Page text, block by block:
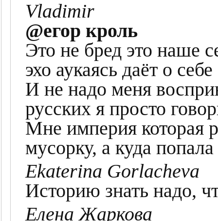
Vladimir
@егор кроль
Это не бред это наше
эхо аукаясь даёт о
И не надо меня
русских я просто
Мне империя которая
мусорку, а куда
Ekaterina Gorlacheva
Историю знать надо,
Елена Жаркова